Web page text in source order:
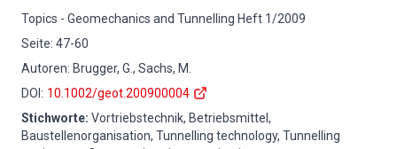
Topics - Geomechanics and Tunnelling Heft 1/2009
Seite: 47-60
Autoren: Brugger, G., Sachs, M.
DOI : 10.1002/geot.200900004
Stichworte: Vortriebstechnik, Betriebsmittel,
Baustellenorganisation, Tunnelling technology, Tunnelling